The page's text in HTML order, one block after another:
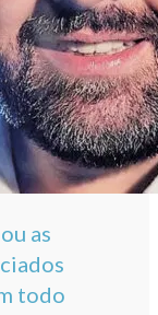
as
todo